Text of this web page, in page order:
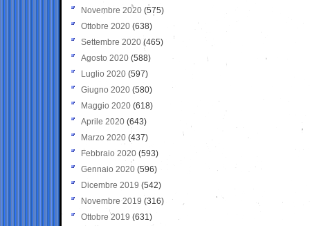
Novembre 2020 (575)
Ottobre 2020 (638)
Settembre 2020(465)
Agosto 2020 (588)
Luglio 2020 (597)
Giugno 2020 (580)
Maggio 2020 (618)
Aprile 2020 (643)
Marzo 2020 (437)
Febbraio 2020 (593)
Gennaio 2020 (596)
Dicembre 2019 (542)
Novembre 2019 (316)
Ottobre 2019 (631)